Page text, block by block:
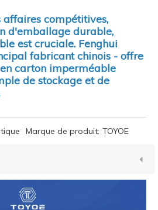
affaires compétitives,
d'emballage durable,
est cruciale. Fenghui
fabricant chinois - offre
carton imperméable
de stockage et de
Marque de produit: TOYOE